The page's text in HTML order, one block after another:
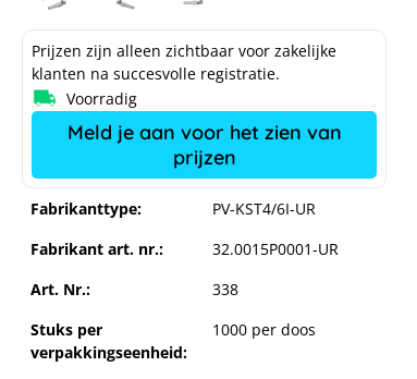
Fabrikanttype:
PV-KST4/6I-UR
Fabrikant art. nr.:
32.0015P0001-UR
Art. Nr.:
338
Stuks per
verpakkingseenheid:
1000 per doos
Prijzen zijn alleen zichtbaar voor zakelijke
klanten na succesvolle registratie.
Voorradig
Meld je aan voor het zien van
prijzen